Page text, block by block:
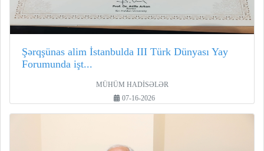
Şərqşünas alim İstanbulda III Türk Dünyası Yay
Forumunda işt...
MÜHÜM HADİSƏLƏR
07-16-2026